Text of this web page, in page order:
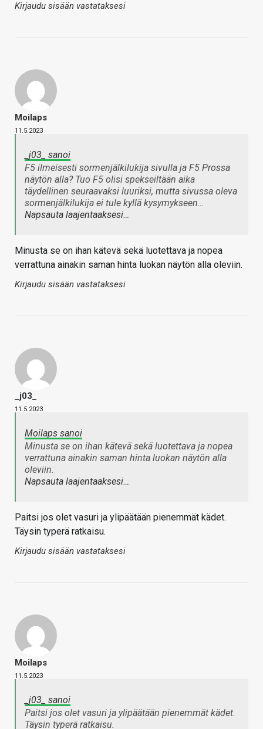
Kirjaudu sisään vastataksesi
Moilaps
11.5.2023
_j03_ sanoi
F5 ilmeisesti sormenjälkilukija sivulla ja F5 Prossa
näytön alla? Tuo F5 olisi spekseiltään aika
täydellinen seuraavaksi luuriksi, mutta sivussa oleva
sormenjälkilukija ei tule kyllä kysymykseen…
Napsauta laajentaaksesi…
Minusta se on ihan kätevä sekä luotettava ja nopea
verrattuna ainakin saman hinta luokan näytön alla oleviin.
Kirjaudu sisään vastataksesi
_j03_
11.5.2023
Moilaps sanoi
Minusta se on ihan kätevä sekä luotettava ja nopea
verrattuna ainakin saman hinta luokan näytön alla
oleviin.
Napsauta laajentaaksesi…
Paitsi jos olet vasuri ja ylipäätään pienemmät kädet.
Täysin typerä ratkaisu.
Kirjaudu sisään vastataksesi
Moilaps
11.5.2023
_j03_ sanoi
Paitsi jos olet vasuri ja ylipäätään pienemmät kädet.
Täysin typerä ratkaisu.